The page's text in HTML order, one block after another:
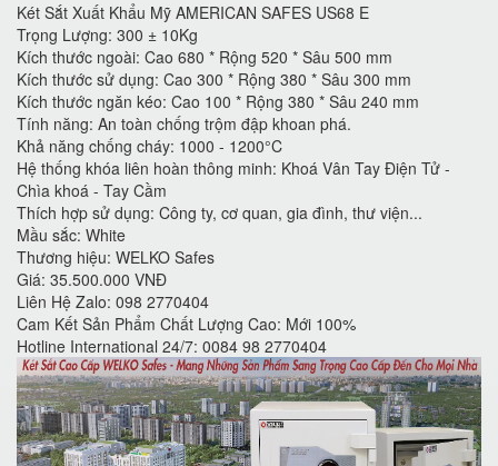
Két Sắt Xuất Khẩu Mỹ AMERICAN SAFES US68 E
Trọng Lượng: 300 ± 10Kg
Kích thước ngoài: Cao 680 * Rộng 520 * Sâu 500 mm
Kích thước sử dụng: Cao 300 * Rộng 380 * Sâu 300 mm
Kích thước ngăn kéo: Cao 100 * Rộng 380 * Sâu 240 mm
Tính năng: An toàn chống trộm đập khoan phá.
Khả năng chống cháy: 1000 - 1200°C
Hệ thống khóa liên hoàn thông minh: Khoá Vân Tay Điện Tử -
Chìa khoá - Tay Cầm
Thích hợp sử dụng: Công ty, cơ quan, gia đình, thư viện...
Mầu sắc: White
Thương hiệu: WELKO Safes
Giá: 35.500.000 VNĐ
Liên Hệ Zalo: 098 2770404
Cam Kết Sản Phẩm Chất Lượng Cao: Mới 100%
Hotline International 24/7: 0084 98 2770404